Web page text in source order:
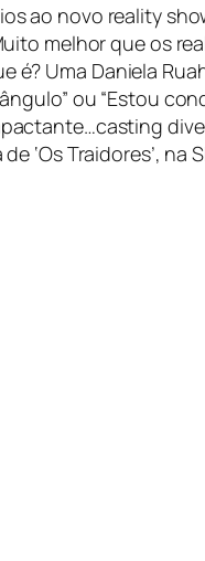
ao novo reality
melhor que os
é? Uma Daniela
ou “Estou
‘Os Traidores’, na